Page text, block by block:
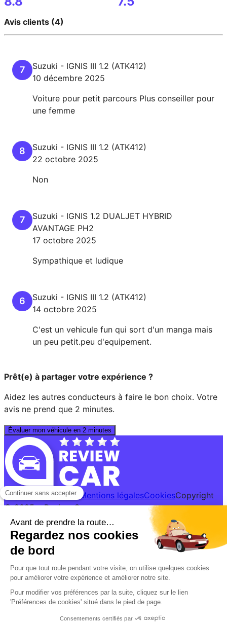
Avis clients (4)
7 Suzuki - IGNIS III 1.2 (ATK412)
10 décembre 2025
Voiture pour petit parcours Plus conseiller pour
une femme
8 Suzuki - IGNIS III 1.2 (ATK412)
22 octobre 2025
Non
7 Suzuki - IGNIS 1.2 DUALJET HYBRID
AVANTAGE PH2
17 octobre 2025
Sympathique et ludique
6 Suzuki - IGNIS III 1.2 (ATK412)
14 octobre 2025
C'est un vehicule fun qui sort d'un manga mais
un peu petit.peu d'equipement.
Prêt(e) à partager votre expérience ?
Aidez les autres conducteurs à faire le bon choix. Votre
avis ne prend que 2 minutes.
Évaluer mon véhicule en 2 minutes
Règles du concours Mentions légalesCookiesCopyright
© 2025 • Review Car